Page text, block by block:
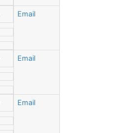
Email
Email
Email